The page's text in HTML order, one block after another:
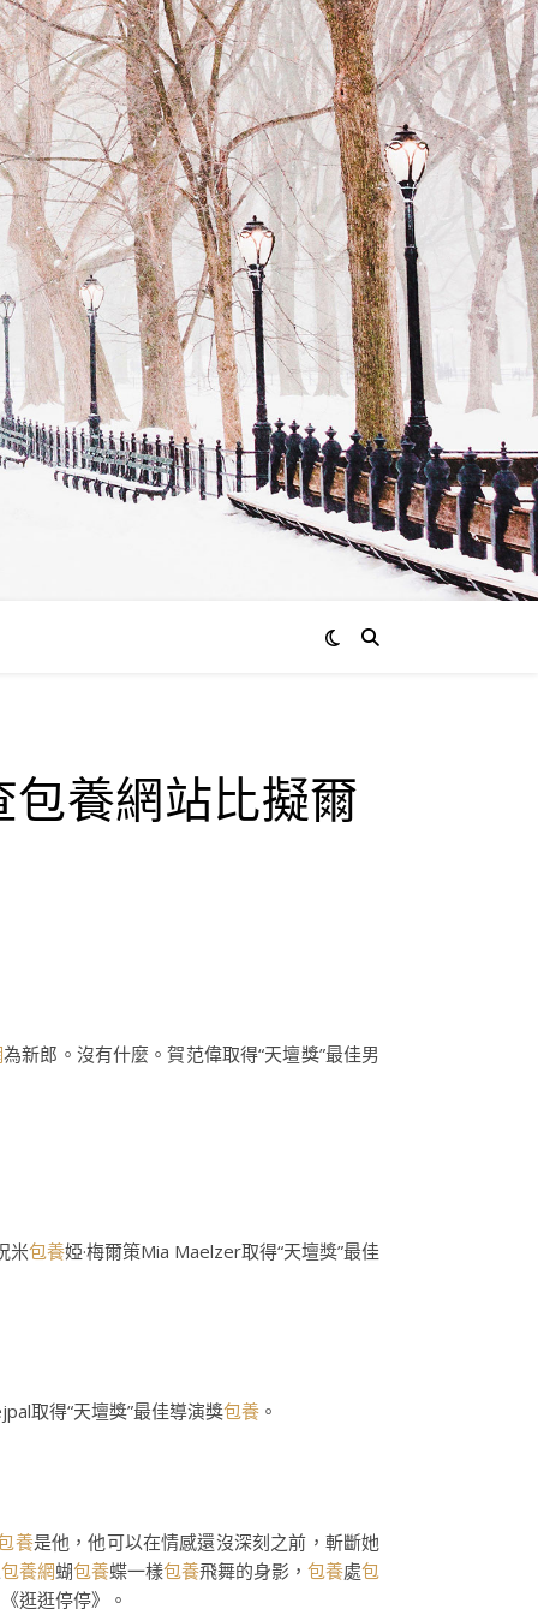
包養網站比擬爾
為新郎。沒有什麼。賀范偉取得“天壇獎”最佳男
米包養婭·梅爾策Mia Maelzer取得“天壇獎”最佳
取得“天壇獎”最佳導演獎包養 。
養是他，他可以在情感還沒深刻之前，斬斷她
包養網蝴包養蝶一樣包養飛舞的身影， 包養處包
逛逛停停》。